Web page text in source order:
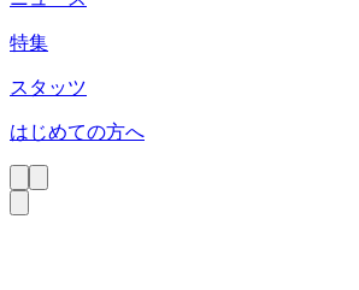
特集
スタッツ
はじめての方へ